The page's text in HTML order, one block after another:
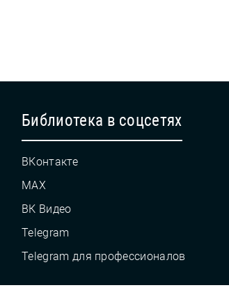
Библиотека в соцсетях
ВКонтакте
MAX
ВК Видео
Telegram
Telegram для профессионалов